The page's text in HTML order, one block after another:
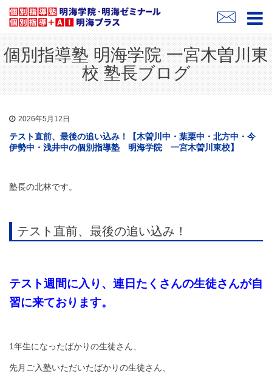
個別指導塾 明海学院 一宮木曽川東
校 塾長ブログ
2026年5月12日
テスト直前、最後の追い込み！【木曽川中・葉栗中・北方中・今
伊勢中・浅井中の個別指導塾 明海学院 一宮木曽川東校】
塾長の北林です。
テスト直前、最後の追い込み！
テスト週間に入り、連日たくさんの生徒さんが自
習に来ております。
1年生になったばかりの生徒さん、
先月ご入塾いただいたばかりの生徒さん、